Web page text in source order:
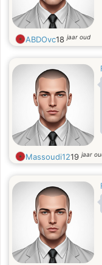
ABDOvc18jaar oud
Massoudi1219jaar